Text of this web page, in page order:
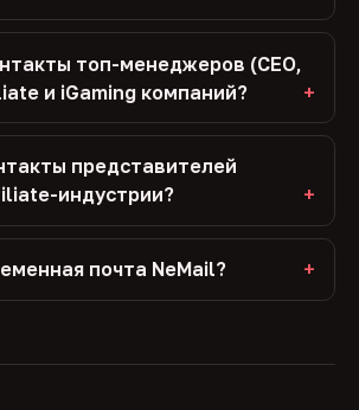
топ-менеджеров (CEO,
и iGaming компаний?
представителей
индустрии?
почта NeMail?